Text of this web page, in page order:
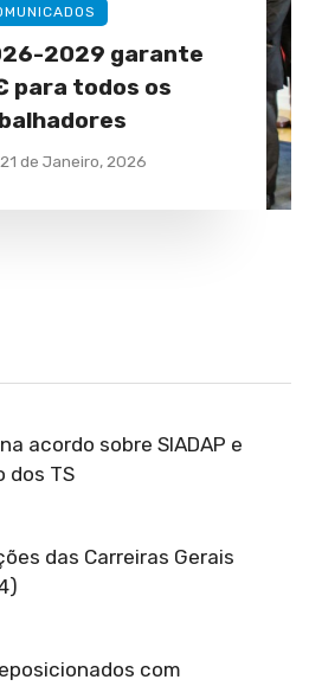
2029 garante
para todos os
21 de Janeiro, 2026
acordo sobre SIADAP e
dos TS
das Carreiras Gerais
com